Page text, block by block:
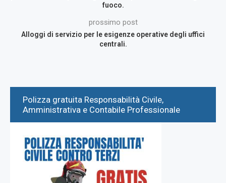
fuoco.
prossimo post
Alloggi di servizio per le esigenze operative degli uffici
centrali.
Polizza gratuita Responsabilità Civile,
Amministrativa e Contabile Professionale